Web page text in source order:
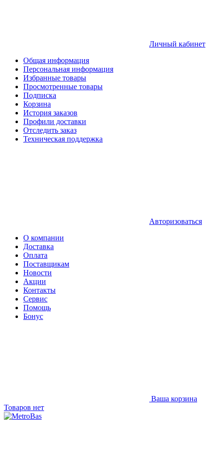
Личный кабинет
Общая информация
Персональная информация
Избранные товары
Просмотренные товары
Подписка
Корзина
История заказов
Профили доставки
Отследить заказ
Техническая поддержка
Авторизоваться
О компании
Доставка
Оплата
Поставщикам
Новости
Акции
Контакты
Сервис
Помощь
Бонус
Ваша корзина
Товаров нет